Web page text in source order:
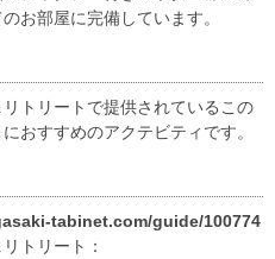
お部屋に完備しています。
トリートで提供されているこの
おすすめのアクテビティです。
tabinet.com/guide/100774
トリート：